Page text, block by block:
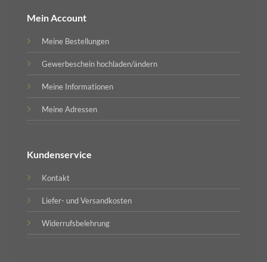
Mein Account
Meine Bestellungen
Gewerbeschein hochladen/ändern
Meine Informationen
Meine Adressen
Kundenservice
Kontakt
Liefer- und Versandkosten
Widerrufsbelehrung